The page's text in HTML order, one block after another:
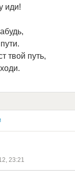
иди!
твой путь,
23:21